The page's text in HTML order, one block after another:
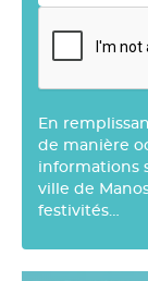
En
de manière
informations
ville de
festivités…